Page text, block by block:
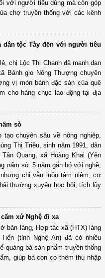
với người tiêu dùng mà còn góp
chợ truyền thống với các kênh
dân tộc Tày đến với người tiêu
chị Lộc Thị Chanh đã mạnh dạn
Bánh gio Nông Thượng chuyên
vị món bánh đặc sản của quê
cho hàng chục lao động tại địa
sò
tạo chuyên sâu về nông nghiệp,
Thị Triều, sinh năm 1991, dân
Quang, xã Hoàng Khai (Yên
nấm sò. 5 năm gắn bó với nghề,
chị vẫn luôn tâm niệm, cơ
thường xuyên học hỏi, tích lũy
xứ Nghệ đi xa
bản làng, Hợp tác xã (HTX) làng
(tỉnh Nghệ An) đã có nhiều
quảng bá sản phẩm truyền thống
giúp bà con có thêm thu nhập